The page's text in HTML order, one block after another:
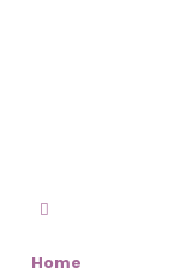
Home